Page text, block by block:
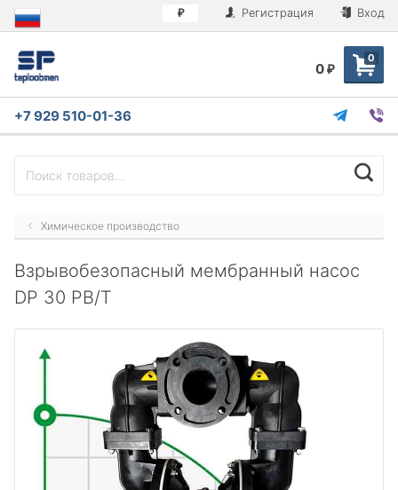
₽ Регистрация Вход
0
0 ₽
+7 929 510-01-36
Химическое производство
Взрывобезопасный мембранный насос
DP 30 PB/T